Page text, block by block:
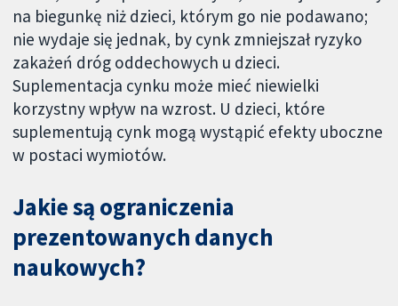
na biegunkę niż dzieci, którym go nie podawano;
nie wydaje się jednak, by cynk zmniejszał ryzyko
zakażeń dróg oddechowych u dzieci.
Suplementacja cynku może mieć niewielki
korzystny wpływ na wzrost. U dzieci, które
suplementują cynk mogą wystąpić efekty uboczne
w postaci wymiotów.
Jakie są ograniczenia
prezentowanych danych
naukowych?